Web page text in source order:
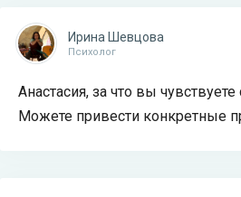
Ирина Шевцова
Психолог
Анастасия, за что вы
Можете привести конкретные